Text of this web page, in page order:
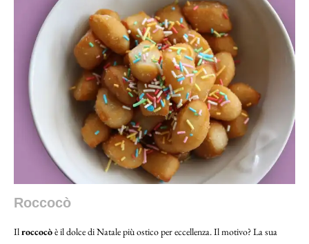
Roccocò
Ilroccocòè il dolce di Natale più ostico per eccellenza. Il motivo? La sua